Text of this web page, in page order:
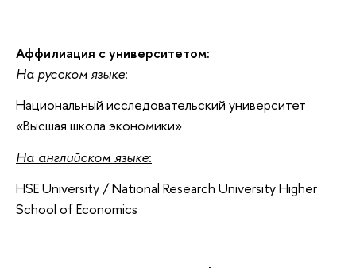
Аффилиация с университетом:
На русском языке:
Национальный исследовательский университет
«Высшая школа экономики»
На английском языке:
HSE University / National Research University Higher
School of Economics